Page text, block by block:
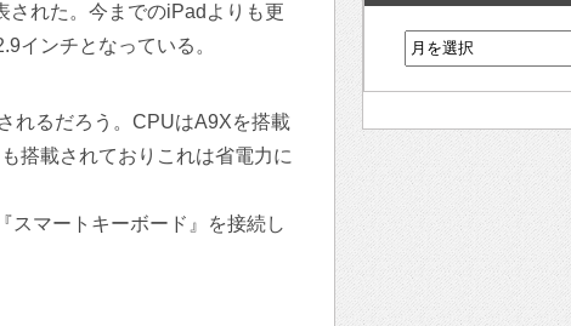
れた。今までのiPadよりも更
インチとなっている。
れるだろう。CPUはA9Xを搭載
搭載されておりこれは省電力に
スマートキーボード』を接続し